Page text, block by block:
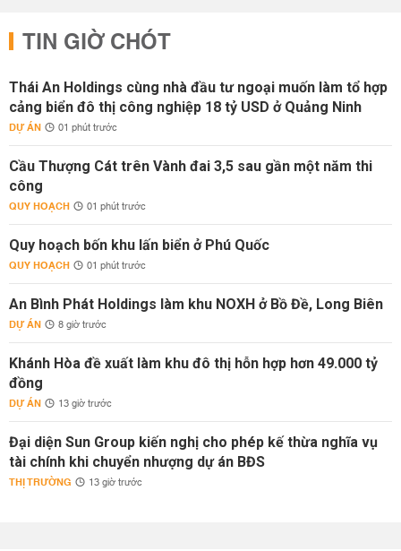
TIN GIỜ CHÓT
Thái An Holdings cùng nhà đầu tư ngoại muốn làm tổ hợp
cảng biển đô thị công nghiệp 18 tỷ USD ở Quảng Ninh
DỰ ÁN 01 phút trước
Cầu Thượng Cát trên Vành đai 3,5 sau gần một năm thi
công
QUY HOẠCH 01 phút trước
Quy hoạch bốn khu lấn biển ở Phú Quốc
QUY HOẠCH 01 phút trước
An Bình Phát Holdings làm khu NOXH ở Bồ Đề, Long Biên
DỰ ÁN 8 giờ trước
Khánh Hòa đề xuất làm khu đô thị hỗn hợp hơn 49.000 tỷ
đồng
DỰ ÁN 13 giờ trước
Đại diện Sun Group kiến nghị cho phép kế thừa nghĩa vụ
tài chính khi chuyển nhượng dự án BĐS
THỊ TRƯỜNG 13 giờ trước